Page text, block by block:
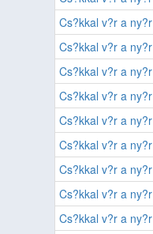
Cs?kkal v?r a ny?r
Cs?kkal v?r a ny?r
Cs?kkal v?r a ny?r
Cs?kkal v?r a ny?r
Cs?kkal v?r a ny?r
Cs?kkal v?r a ny?r
Cs?kkal v?r a ny?r
Cs?kkal v?r a ny?r
Cs?kkal v?r a ny?r